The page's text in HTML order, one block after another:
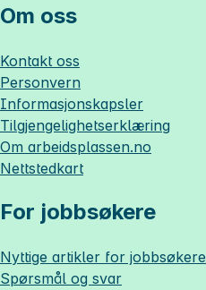
Om oss
Kontakt oss
Personvern
Informasjonskapsler
Tilgjengelighetserklæring
Om arbeidsplassen.no
Nettstedkart
For jobbsøkere
Nyttige artikler for jobbsøkere
Spørsmål og svar